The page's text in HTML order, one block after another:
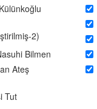
2)
Bilmen
Ateş
Tut